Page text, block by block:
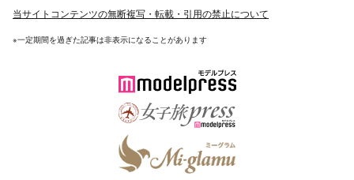
当サイトコンテンツの無断複写・転載・引用の禁止について
※一定期間を過ぎた記事は非表示になることがあります